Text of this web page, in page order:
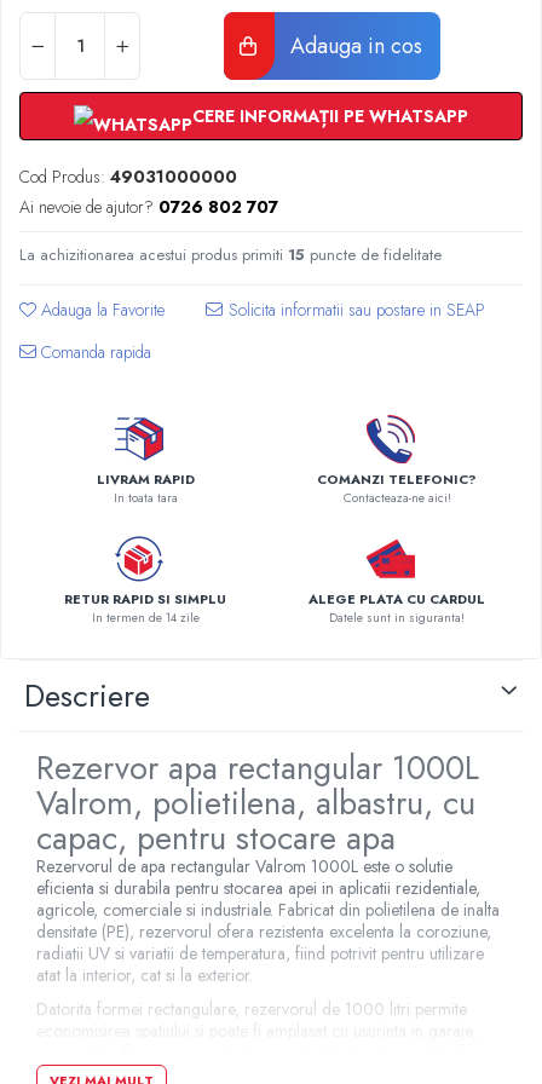
Radiatoare Otel Vogel&Noot
Radiatoare Otel Korado
Radiatoare de Baie Purmo Banga
Automatizare Termostate
Detectoare
Termostate centrala ambient
Detectoare de gaz si electrovalve
Automatizari centrala termica
Panouri solare apa calda
Accesorii panouri solare apa calda
Panouri solare nepresurizate
Automatizari panouri solare
Teava flexibila inox si fitinguri panouri
Grupuri de pompare panouri solare
Pompe de caldura
Centrale peleti lemn
Adauga in cos
CERE INFORMAȚII PE WHATSAPP
Cod Produs: 49031000000
Ai nevoie de ajutor? 0726 802 707
La achizitionarea acestui produs primiti 15 puncte de fidelitate
Adauga la Favorite
Comanda rapida
LIVRAM RAPID
In toata tara
COMANZI TELEFONIC?
Contacteaza-ne aici!
RETUR RAPID SI SIMPLU
In termen de 14 zile
ALEGE PLATA CU CARDUL
Datele sunt in siguranta!
Descriere
Rezervor apa rectangular 1000L
Valrom, polietilena, albastru, cu
capac, pentru stocare apa
Rezervorul de apa rectangular Valrom 1000L este o solutie
eficienta si durabila pentru stocarea apei in aplicatii rezidentiale,
agricole, comerciale si industriale. Fabricat din polietilena de inalta
densitate (PE), rezervorul ofera rezistenta excelenta la coroziune,
radiatii UV si variatii de temperatura, fiind potrivit pentru utilizare
atat la interior, cat si la exterior.
Datorita formei rectangulare, rezervorul de 1000 litri permite
economisirea spatiului si poate fi amplasat cu usurinta in garaje,
protejeaza apa impotriva prafului, frunzelor si altor impuritati,
VEZI MAI MULT